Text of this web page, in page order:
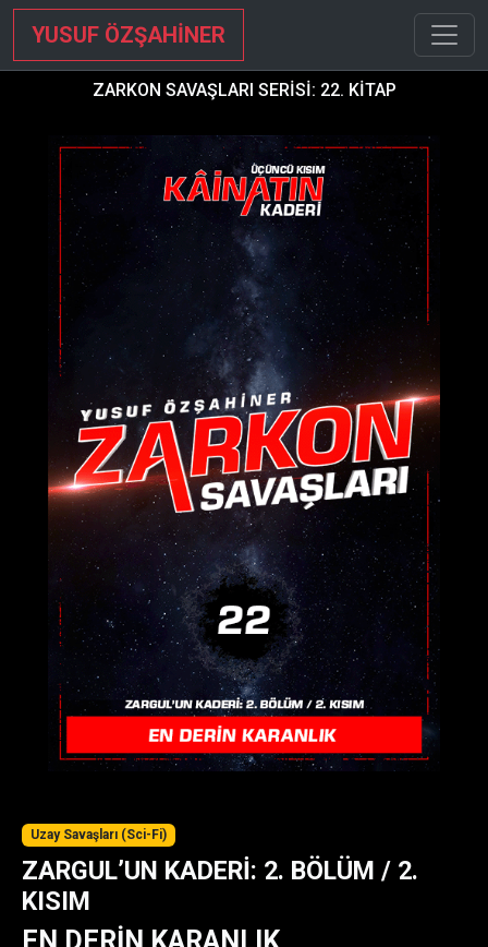
YUSUF ÖZŞAHİNER
ZARKON SAVAŞLARI SERİSİ: 22. KİTAP
Uzay Savaşları (Sci-Fi)
ZARGUL’UN KADERİ: 2. BÖLÜM / 2.
KISIM